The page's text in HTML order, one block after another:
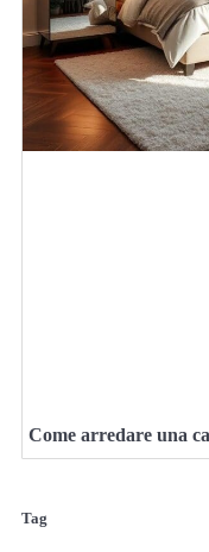
Come arredare una
Tag